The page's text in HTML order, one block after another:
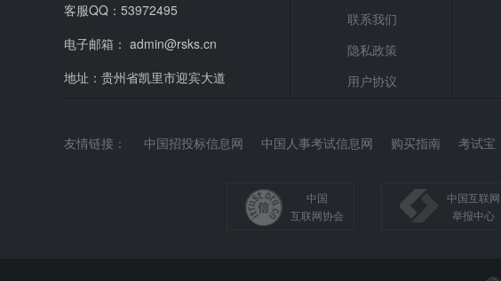
客服QQ：53972495
电子邮箱： admin@rsks.cn
地址：贵州省凯里市迎宾大道
联系我们
隐私政策
用户协议
友情链接： 中国招投标信息网 中国人事考试信息网 购买指南 考试宝
中国
互联网协会
中国互联网
举报中心